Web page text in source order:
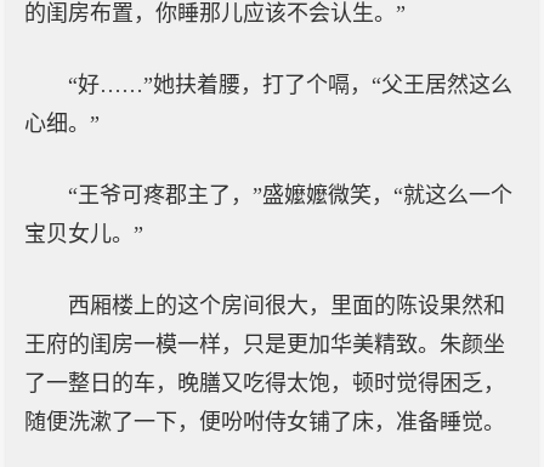
的闺房布置，你睡那儿应该不会认生。”
“好……”她扶着腰，打了个嗝，“父王居然这么
心细。”
“王爷可疼郡主了，”盛嬤嬤微笑，“就这么一个
宝贝女儿。”
西厢楼上的这个房间很大，里面的陈设果然和
王府的闺房一模一样，只是更加华美精致。朱颜坐
了一整日的车，晚膳又吃得太饱，顿时觉得困乏，
随便洗漱了一下，便吩咐侍女铺了床，准备睡觉。